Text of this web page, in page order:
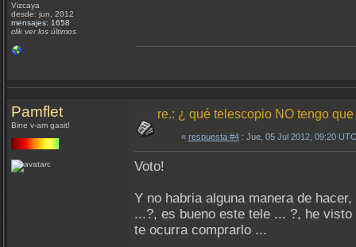
Vizcaya
desde: jun, 2012
mensajes: 1658
clik ver los últimos
Pamflet
Bine v-am gasit!
re.: ¿ qué telescopio NO tengo
« respuesta #4 : Jue, 05 Jul 2012, 09:20
Voto!
Y no habria alguna manera de
...?, es bueno este tele ... ?, he
te ocurra comprarlo ...